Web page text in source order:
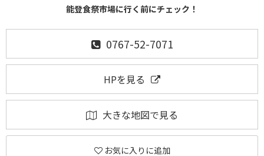
能登食祭市場に行く前にチェック！
0767-52-7071
HPを見る
大きな地図で見る
お気に入りに追加